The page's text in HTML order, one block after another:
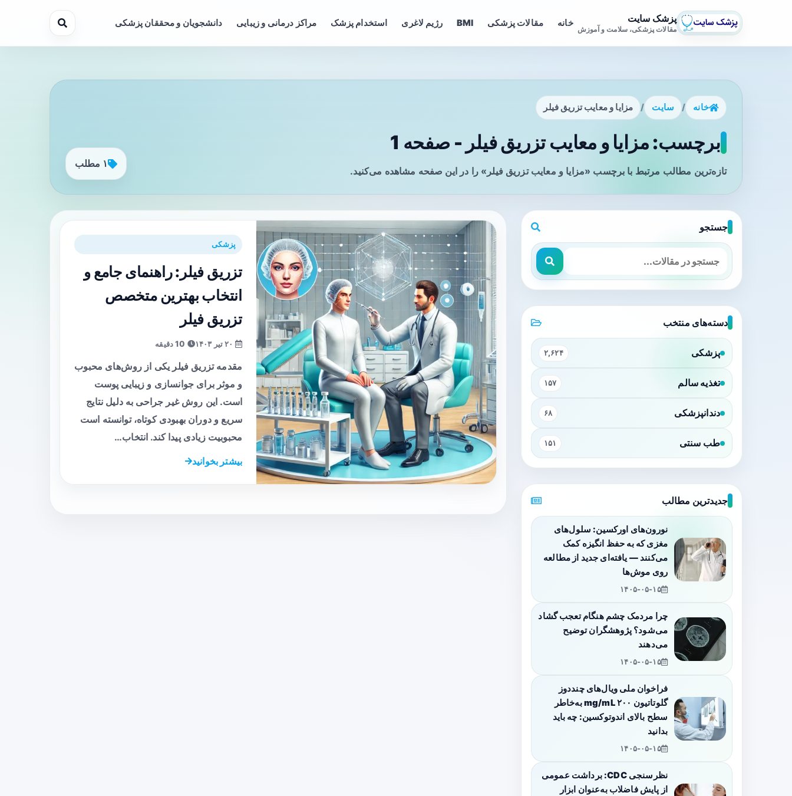
پزشک سایت
مقالات پزشکی، سلامت و آموزش
خانه مقالات پزشکی BMI رژیم لاغری استخدام پزشک مراکز درمانی و زیبایی دانشجویان و محققان پزشکی
خانه / سایت / مزایا و معایب تزریق فیلر
برچسب: مزایا و معایب تزریق فیلر - صفحه 1
تازه‌ترین مطالب مرتبط با برچسب «مزایا و معایب تزریق فیلر» را در این صفحه مشاهده می‌کنید.
۱ مطلب
پزشکی
تزریق فیلر: راهنمای جامع و
انتخاب بهترین متخصص
تزریق فیلر
مقدمه تزریق فیلر یکی از روش‌های محبوب
و موثر برای جوانسازی و زیبایی پوست
است. این روش غیر جراحی به دلیل نتایج
سریع و دوران بهبودی کوتاه، توانسته است
محبوبیت زیادی پیدا کند. انتخاب…
بیشتر بخوانید
جستجو
دسته‌های منتخب
پزشکی ۲,۶۲۴
تغذیه سالم ۱۵۷
دندانپزشکی ۶۸
طب سنتی ۱۵۱
جدیدترین مطالب
نورون‌های اورکسین: سلول‌های
مغزی که به حفظ انگیزه کمک
می‌کنند — یافته‌ای جدید از مطالعه
روی موش‌ها
۱۴۰۵-۰۵-۱۵
چرا مردمک چشم هنگام تعجب گشاد
می‌شود؟ پژوهشگران توضیح
می‌دهند
۱۴۰۵-۰۵-۱۵
فراخوان ملی ویال‌های چنددوز
گلوتاتیون ۲۰۰ mg/mL به‌خاطر
سطح بالای اندوتوکسین: چه باید
بدانید
۱۴۰۵-۰۵-۱۵
نظرسنجی CDC: برداشت عمومی
از پایش فاضلاب به‌عنوان ابزار